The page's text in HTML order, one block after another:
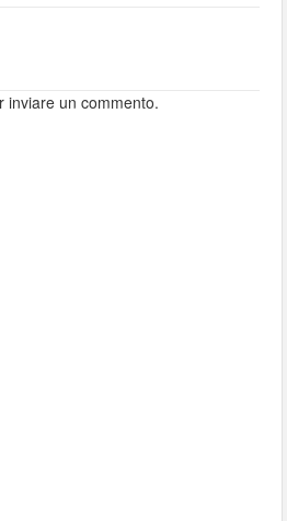
inviare un commento.